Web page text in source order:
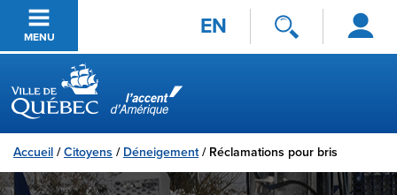
Passer au contenu principal
MENU EN
Se
connecter
Ville de Québec
Accueil /Citoyens / Déneigement/ Réclamations pour bris